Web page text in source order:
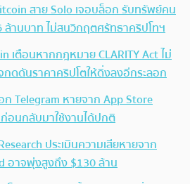
สาย Solo เจอบล็อก รับทรัพย์คน
ล้านบาท ไม่สนวิกฤตศรัทธาคริปโทฯ
เตือนหากกฎหมาย CLARITY Act ไม่
ดดันราคาคริปโตให้ดิ่งลงอีกระลอก
ก Telegram หายจาก App Store
อนกลับมาใช้งานได้ปกติ
ประเมินความเสียหายจาก
อาจพุ่งสูงถึง $130 ล้าน